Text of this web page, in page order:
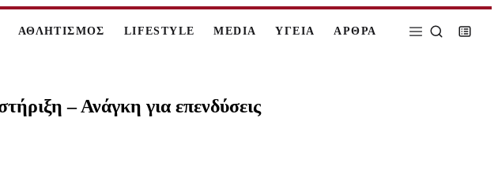
ΑΘΛΗΤΙΣΜΟΣ LIFESTYLE MEDIA ΥΓΕΙΑ ΑΡΘΡΑ
– Ανάγκη για επενδύσεις